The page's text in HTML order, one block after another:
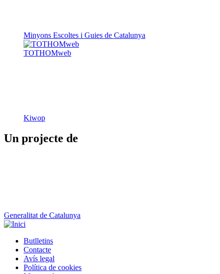
Minyons Escoltes i Guies de Catalunya
TOTHOMweb
Kiwop
Un projecte de
Avís legal
Política de cookies
Mapa web
Declaració d'accessibilitat